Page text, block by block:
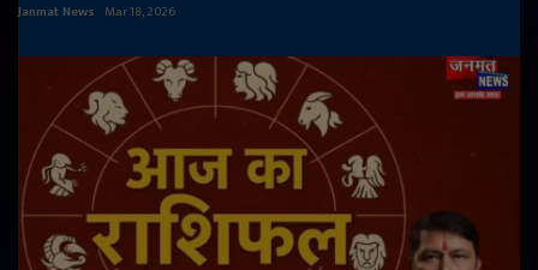
Janmat News Mar 18, 2026